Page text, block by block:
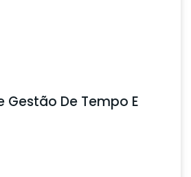
Gestão De Tempo E